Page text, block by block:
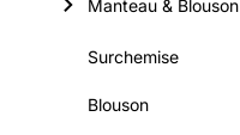
Manteau & Blouson
Surchemise
Blouson